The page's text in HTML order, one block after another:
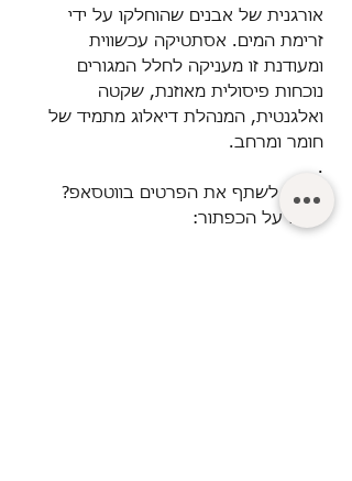
אורגנית של אבנים שהוחלקו על ידי
זרימת המים. אסתטיקה עכשווית
ומעודנת זו מעניקה לחלל המגורים
נוכחות פיסולית מאוזנת, שקטה
ואלגנטית, המנהלת דיאלוג מתמיד של
חומר ומרחב.
.
רוצים לשתף את הפרטים בווטסאפ?
לחצו על הכפתור: